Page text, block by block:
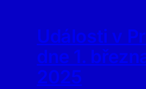
Události v
dne 1.
2025